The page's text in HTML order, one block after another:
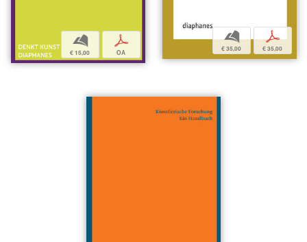
b
€ 15,00
p
OA
b
€ 35,00
p
€ 35,00